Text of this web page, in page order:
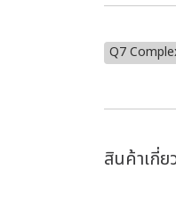
Q7
สินค้าเกี่ย